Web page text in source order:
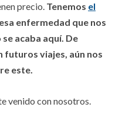
precio. Tenemos el
enfermedad que nos
acaba aquí. De
futuros viajes, aún nos
este.
venido con nosotros.